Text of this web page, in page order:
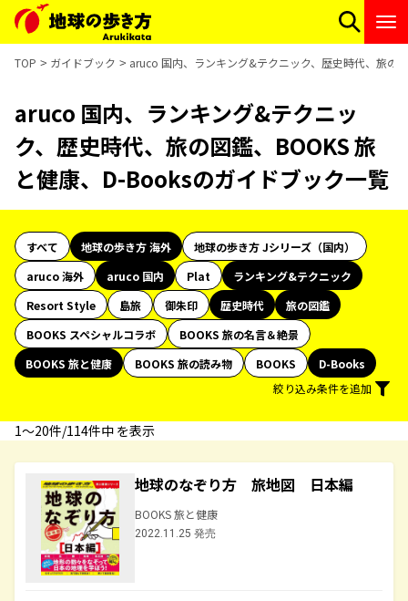
TOP ガイドブック aruco 国内、ランキング&テクニック、歴史時代、旅の
aruco 国内、ランキング&テクニッ
ク、歴史時代、旅の図鑑、BOOKS 旅
と健康、D-Booksのガイドブック一覧
すべて 地球の歩き方 海外
地球の歩き方 Jシリーズ（国内）
aruco 海外
aruco 国内 Plat
ランキング&テクニック
Resort Style
島旅 御朱印 歴史時代
旅の図鑑
BOOKS スペシャルコラボ
BOOKS 旅の名言＆絶景
BOOKS 旅と健康
BOOKS 旅の読み物 BOOKS
D-Books
絞り込み条件を追加
1〜20件/114件中 を表示
地球のなぞり方 旅地図 日本編
BOOKS 旅と健康
2022.11.25 発売